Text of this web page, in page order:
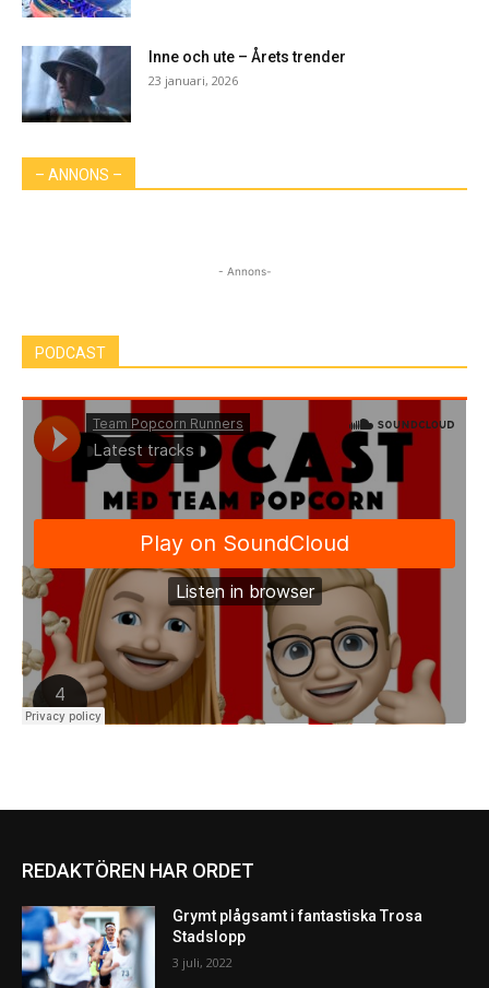
Inne och ute – Årets trender
23 januari, 2026
– ANNONS –
- Annons-
PODCAST
REDAKTÖREN HAR ORDET
Grymt plågsamt i fantastiska Trosa
Stadslopp
3 juli, 2022